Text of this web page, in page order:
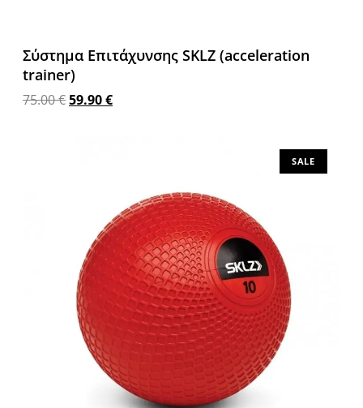
Σύστημα Επιτάχυνσης SKLZ (acceleration
trainer)
75.00€59.90€
SALE